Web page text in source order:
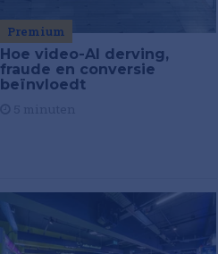
Premium
Hoe video-AI derving,
fraude en conversie
beïnvloedt